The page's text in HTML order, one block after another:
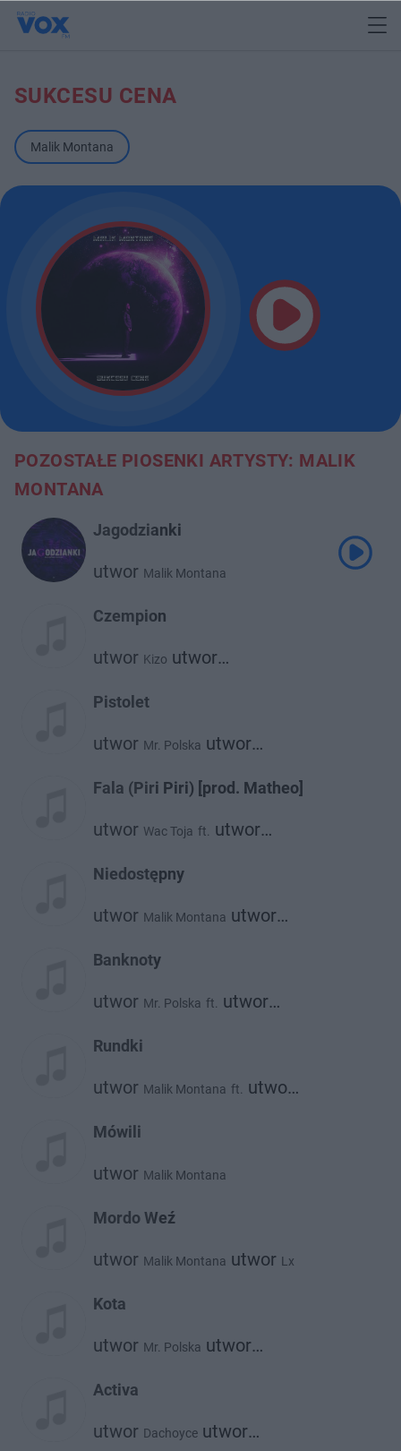
SUKCESU CENA
Malik Montana
POZOSTAŁE PIOSENKI ARTYSTY: MALIK
MONTANA
Jagodzianki
utwor Malik Montana
Czempion
utwor Kizo utwor
Pistolet
utwor Mr. Polska utwor
Fala (Piri Piri) [prod. Matheo]
utwor Wac Toja ft. utwor
Niedostępny
utwor Malik Montana utwor
Banknoty
utwor Mr. Polska ft. utwor
Rundki
utwor Malik Montana ft. utwor
Mówili
utwor Malik Montana
Mordo Weź
utwor Malik Montana utwor Lx
Kota
utwor Mr. Polska utwor
Activa
utwor Dachoyce utwor